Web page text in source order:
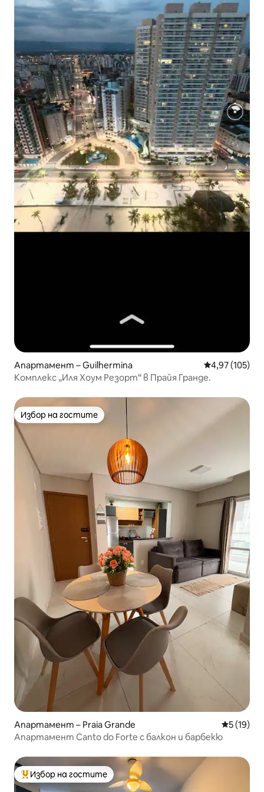
Апартамент – Guilhermina Средна
4,97 (105)
Комплекс „Иля Хоум Резорт“ в Прайя Гранде.
Избор на гостите
Избор на гостите
Апартамент – Praia Grande Средна
5 (19)
Апартамент Canto do Forte с балкон и барбекю
Най-популярен избор на гостите
Избор на гостите